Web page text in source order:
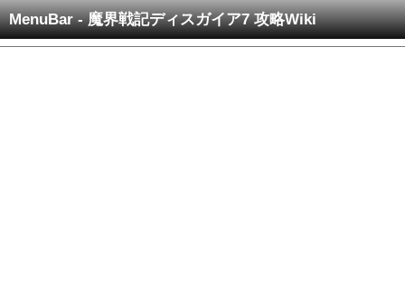
MenuBar - 魔界戦記ディスガイア7 攻略Wiki